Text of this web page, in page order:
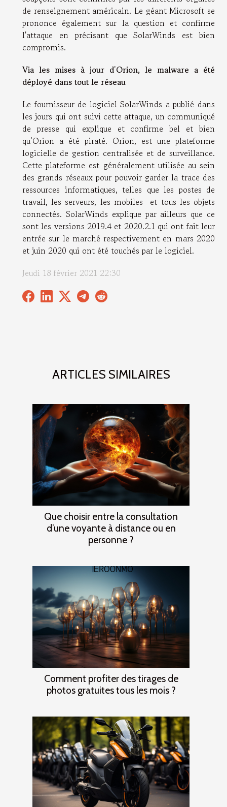
ARTICLES SIMILAIRES
Que choisir entre la consultation
d’une voyante à distance ou en
personne ?
Comment profiter des tirages de
photos gratuites tous les mois ?
de renseignement américain. Le géant Microsoft se
prononce également sur la question et confirme
l'attaque en précisant que SolarWinds est bien
compromis.
Via les mises à jour d’Orion, le malware a été
déployé dans tout le réseau
Le fournisseur de logiciel SolarWinds a publié dans
les jours qui ont suivi cette attaque, un communiqué
de presse qui explique et confirme bel et bien
qu’Orion a été piraté. Orion, est une plateforme
logicielle de gestion centralisée et de surveillance.
Cette plateforme est généralement utilisée au sein
des grands réseaux pour pouvoir garder la trace des
ressources informatiques, telles que les postes de
travail, les serveurs, les mobiles et tous les objets
connectés. SolarWinds explique par ailleurs que ce
sont les versions 2019.4 et 2020.2.1 qui ont fait leur
entrée sur le marché respectivement en mars 2020
et juin 2020 qui ont été touchés par le logiciel.
Jeudi 18 février 2021 22:30